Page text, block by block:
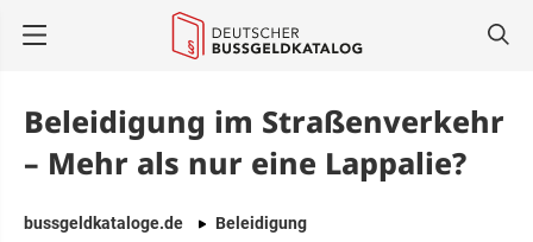
Beleidigung im Straßenverkehr
– Mehr als nur eine Lappalie?
bussgeldkataloge.de Beleidigung